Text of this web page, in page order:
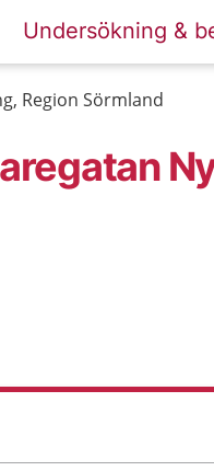
Undersökning &
Region Sörmland